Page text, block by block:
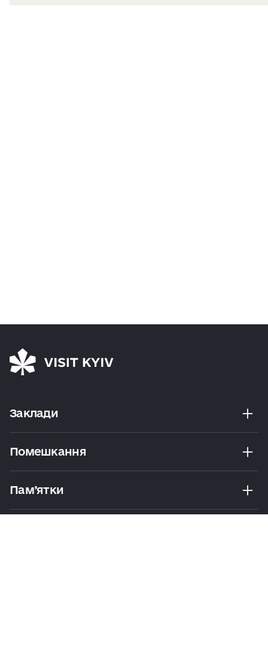
Заклади
Помешкання
Пам’ятки